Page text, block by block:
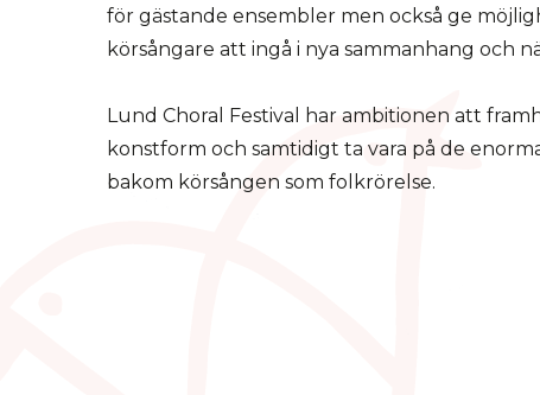
för gästande ensembler men också ge
körsångare att ingå i nya sammanhang och
Lund Choral Festival har ambitionen att
konstform och samtidigt ta vara på de
bakom körsången som folkrörelse.